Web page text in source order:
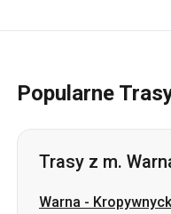
Warna Kropywnycki
Warna-Bukareszt
Warna-Krzywy Róg